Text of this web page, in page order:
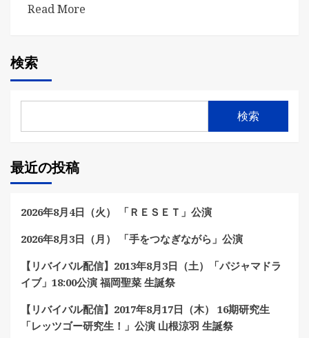
Read More
検索
検索
最近の投稿
2026年8月4日（火） 「ＲＥＳＥＴ」公演
2026年8月3日（月） 「手をつなぎながら」公演
【リバイバル配信】2013年8月3日（土）「パジャマドラ
イブ」18:00公演 福岡聖菜 生誕祭
【リバイバル配信】2017年8月17日（木） 16期研究生
「レッツゴー研究生！」公演 山根涼羽 生誕祭